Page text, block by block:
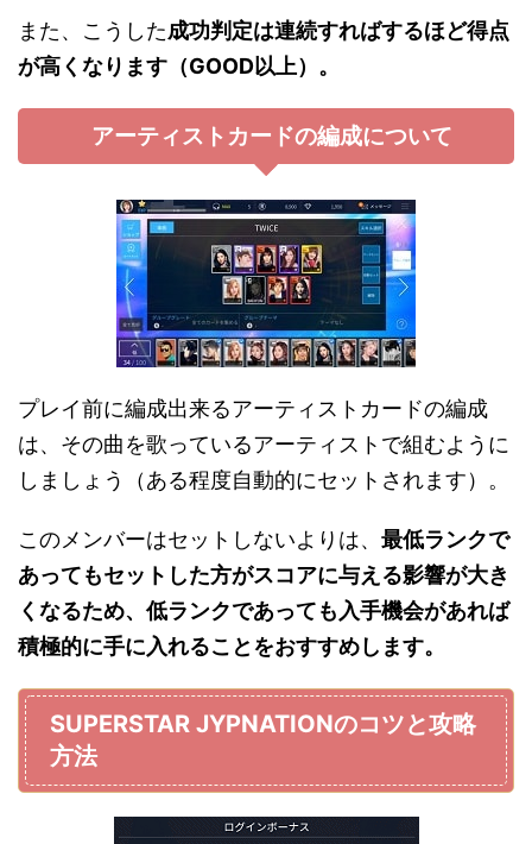
また、こうした成功判定は連続すればするほど得点
が高くなります（GOOD以上）。
アーティストカードの編成について
プレイ前に編成出来るアーティストカードの編成
は、その曲を歌っているアーティストで組むように
しましょう（ある程度自動的にセットされます）。
このメンバーはセットしないよりは、 最低ランクで
あってもセットした方がスコアに与える影響が大き
くなるため、低ランクであっても入手機会があれば
積極的に手に入れることをおすすめします。
SUPERSTAR JYPNATIONのコツと攻略
方法